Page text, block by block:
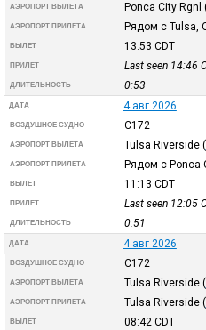
АЭРОПОРТ ВЫЛЕТА Ponca City Rgnl
АЭРОПОРТ ПРИЛЕТА Рядом с Tulsa,
ВЫЛЕТ 13:53 CDT
ПРИЛЕТ Last seen 14:46
ДЛИТЕЛЬНОСТЬ 0:53
ДАТА 4 авг 2026
ВОЗДУШНОЕ СУДНО C172
АЭРОПОРТ ВЫЛЕТА Tulsa Riverside (
АЭРОПОРТ ПРИЛЕТА Рядом с Ponca
ВЫЛЕТ 11:13 CDT
ПРИЛЕТ Last seen 12:05
ДЛИТЕЛЬНОСТЬ 0:51
ДАТА 4 авг 2026
ВОЗДУШНОЕ СУДНО C172
АЭРОПОРТ ВЫЛЕТА Tulsa Riverside (
АЭРОПОРТ ПРИЛЕТА Tulsa Riverside (
ВЫЛЕТ 08:42 CDT